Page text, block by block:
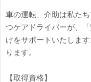
車の運転、介助は私た
つケアドライバーが、
けをサポートいたしま
ります。
【取得資格】